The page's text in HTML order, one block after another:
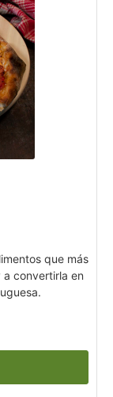
que más
convertirla en